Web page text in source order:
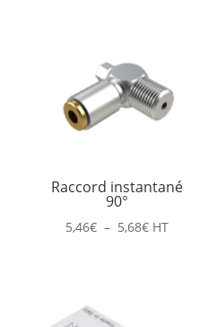
Raccord instantané
90°
5,46€ – 5,68€Plage
HT